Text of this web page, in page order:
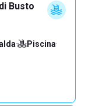
Busto
· Piscina·